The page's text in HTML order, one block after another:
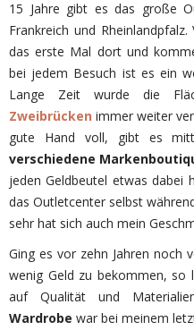
15 Jahre gibt es das große
Frankreich und
das erste Mal dort und
bei jedem Besuch ist es ein
Lange Zeit wurde die
Zweibrücken immer weiter
gute Hand voll, gibt es
verschiedene
jeden Geldbeutel etwas dabei
das Outletcenter selbst
sehr hat sich auch mein
Ging es vor zehn Jahren noch
wenig Geld zu bekommen, so
auf Qualität und
Wardrobe war bei meinem